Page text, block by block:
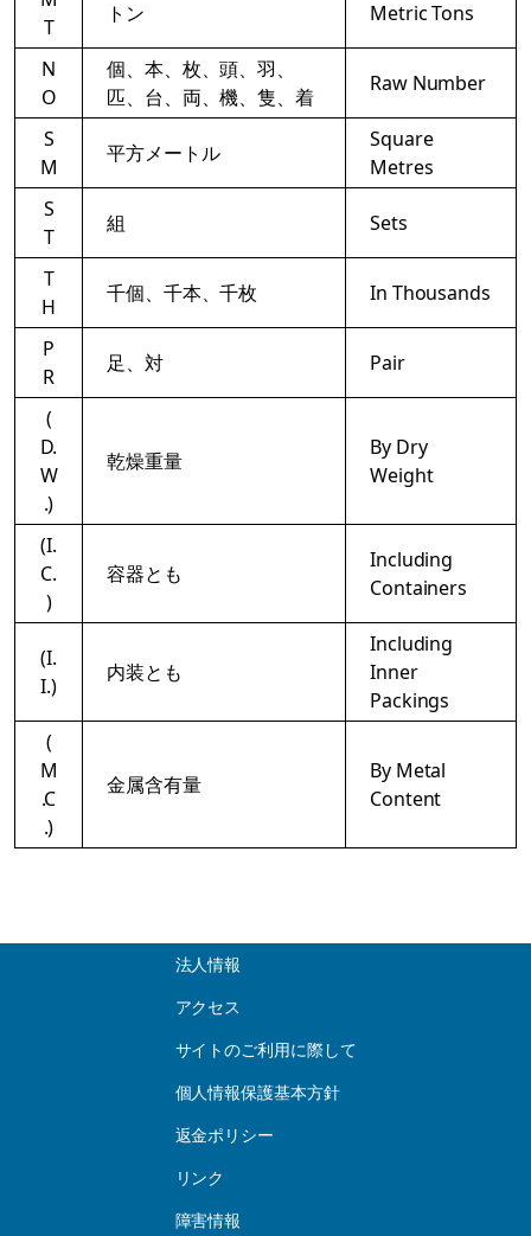
T
トン Metric Tons
N
O
個、本、枚、頭、羽、
匹、台、両、機、隻、着
Raw Number
S
M
平方メートル
Square
Metres
S
T
組 Sets
T
H
千個、千本、千枚 In Thousands
P
R
足、対 Pair
(
D.
W
.)
乾燥重量
By Dry
Weight
(I.
C.
)
容器とも
Including
Containers
(I.
I.)
内装とも
Including
Inner
Packings
(
M
.C
.)
金属含有量
By Metal
Content
法人情報
アクセス
サイトのご利用に際して
個人情報保護基本方針
返金ポリシー
リンク
障害情報